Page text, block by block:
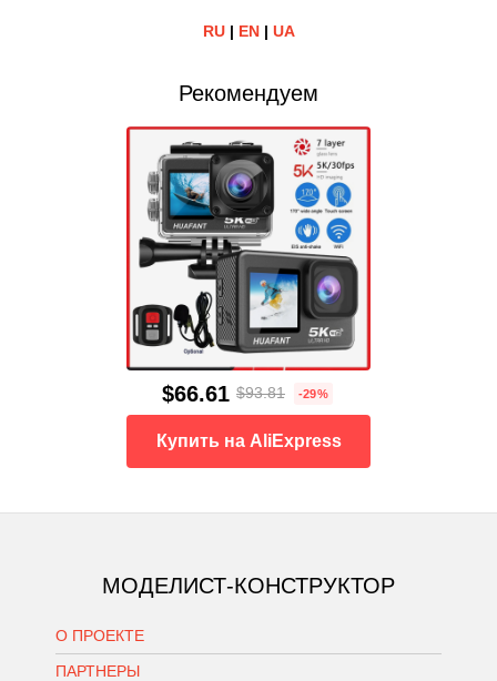
RU| EN| UA
Рекомендуем
$66.61 $93.81 -29%
Купить на AliExpress
МОДЕЛИСТ-КОНСТРУКТОР
О ПРОЕКТЕ
ПАРТНЕРЫ